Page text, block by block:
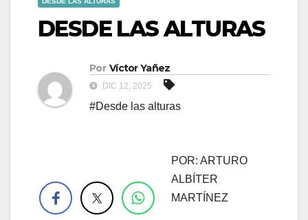
DESDE LAS ALTURAS
Por Víctor Yañez
DIC 12, 2025
#Desde las alturas
POR: ARTURO
ALBÍTER
MARTÍNEZ